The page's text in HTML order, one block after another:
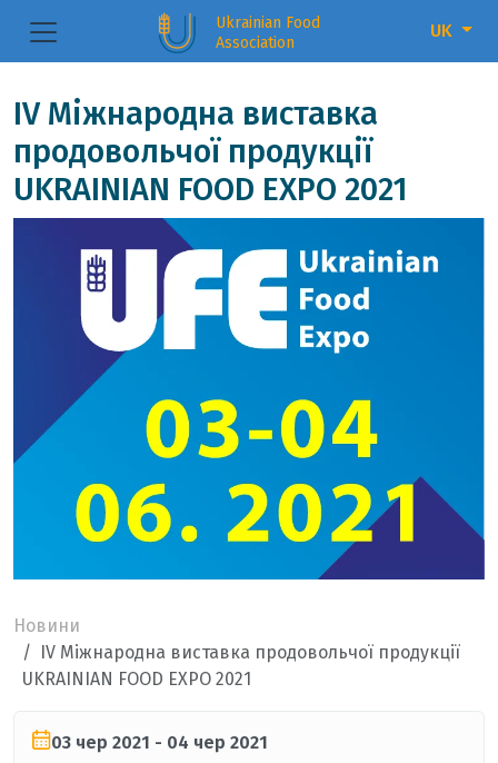
Ukrainian Food
Association
UK
IV Міжнародна виставка
продовольчої продукції
UKRAINIAN FOOD EXPO 2021
Новини
IV Міжнародна виставка продовольчої продукції
UKRAINIAN FOOD EXPO 2021
03 чер 2021 - 04 чер 2021